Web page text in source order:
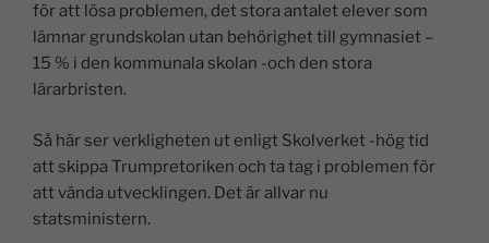
för att lösa problemen, det stora antalet elever som
lämnar grundskolan utan behörighet till gymnasiet –
15 % i den kommunala skolan -och den stora
lärarbristen.
Så här ser verkligheten ut enligt Skolverket -hög tid
att skippa Trumpretoriken och ta tag i problemen för
att vända utvecklingen. Det är allvar nu
statsministern.